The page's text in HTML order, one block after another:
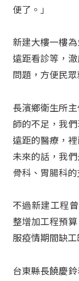
便了。」
新建大樓一樓
遠距看診等，
問題，方便民
長濱鄉衛生所
師的不足，我
遠距的醫療，
未來的話，我
骨科、胃腸科的
不過新建工程
整增加工程預
服疫情期間缺
台東縣長饒慶